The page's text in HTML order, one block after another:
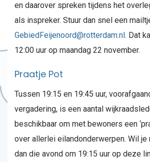
en daarover spreken tijdens het
als inspreker. Stuur dan snel een
GebiedFeijenoord@rotterdam.nl. Dat
12:00 uur op maandag 22 november.
Praatje Pot
Tussen 19:15 en 19:45 uur,
vergadering, is een aantal
beschikbaar om met bewoners een
over allerlei eilandonderwerpen. Wil je
dan die avond om 19:15 uur op deze